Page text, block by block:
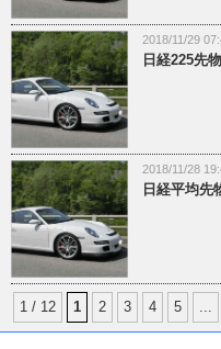
2018/11/29
日経225先
2018/11/28
日経平均先
1 / 12 1 2 3 4 5